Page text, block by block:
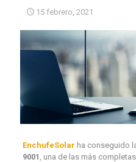
15 febrero, 2021
EnchufeSolar ha conseguido
9001 , una de las más